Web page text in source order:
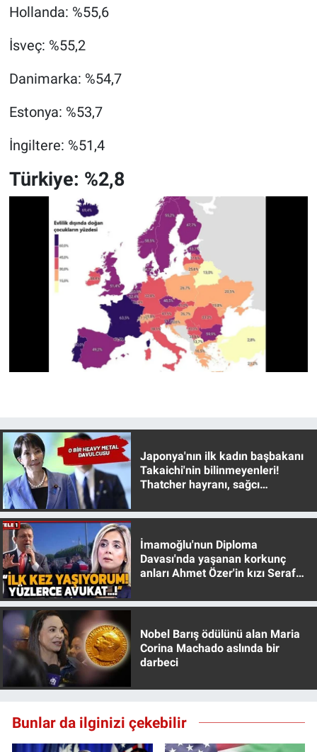
Hollanda: %55,6
İsveç: %55,2
Danimarka: %54,7
Estonya: %53,7
İngiltere: %51,4
Türkiye: %2,8
Japonya'nın ilk kadın başbakanı
Takaichi'nin bilinmeyenleri!
Thatcher hayranı, sağcı
İmamoğlu'nun Diploma
Davası'nda yaşanan korkunç
anları Ahmet Özer'in kızı Seraf
Nobel Barış ödülünü alan Maria
Corina Machado aslında bir
darbeci
Bunlar da ilginizi çekebilir
Türkiye'nin Geleceği
Türkiye'nin Gündemi